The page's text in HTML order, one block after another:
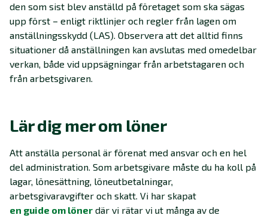
den som sist blev anställd på företaget som ska sägas
upp först – enligt riktlinjer och regler från lagen om
anställningsskydd (LAS). Observera att det alltid finns
situationer då anställningen kan avslutas med omedelbar
verkan, både vid uppsägningar från arbetstagaren och
från arbetsgivaren.
Lär dig mer om löner
Att anställa personal är förenat med ansvar och en hel
del administration. Som arbetsgivare måste du ha koll på
lagar, lönesättning, löneutbetalningar,
arbetsgivaravgifter och skatt. Vi har skapat
en guide om löner där vi rätar vi ut många av de